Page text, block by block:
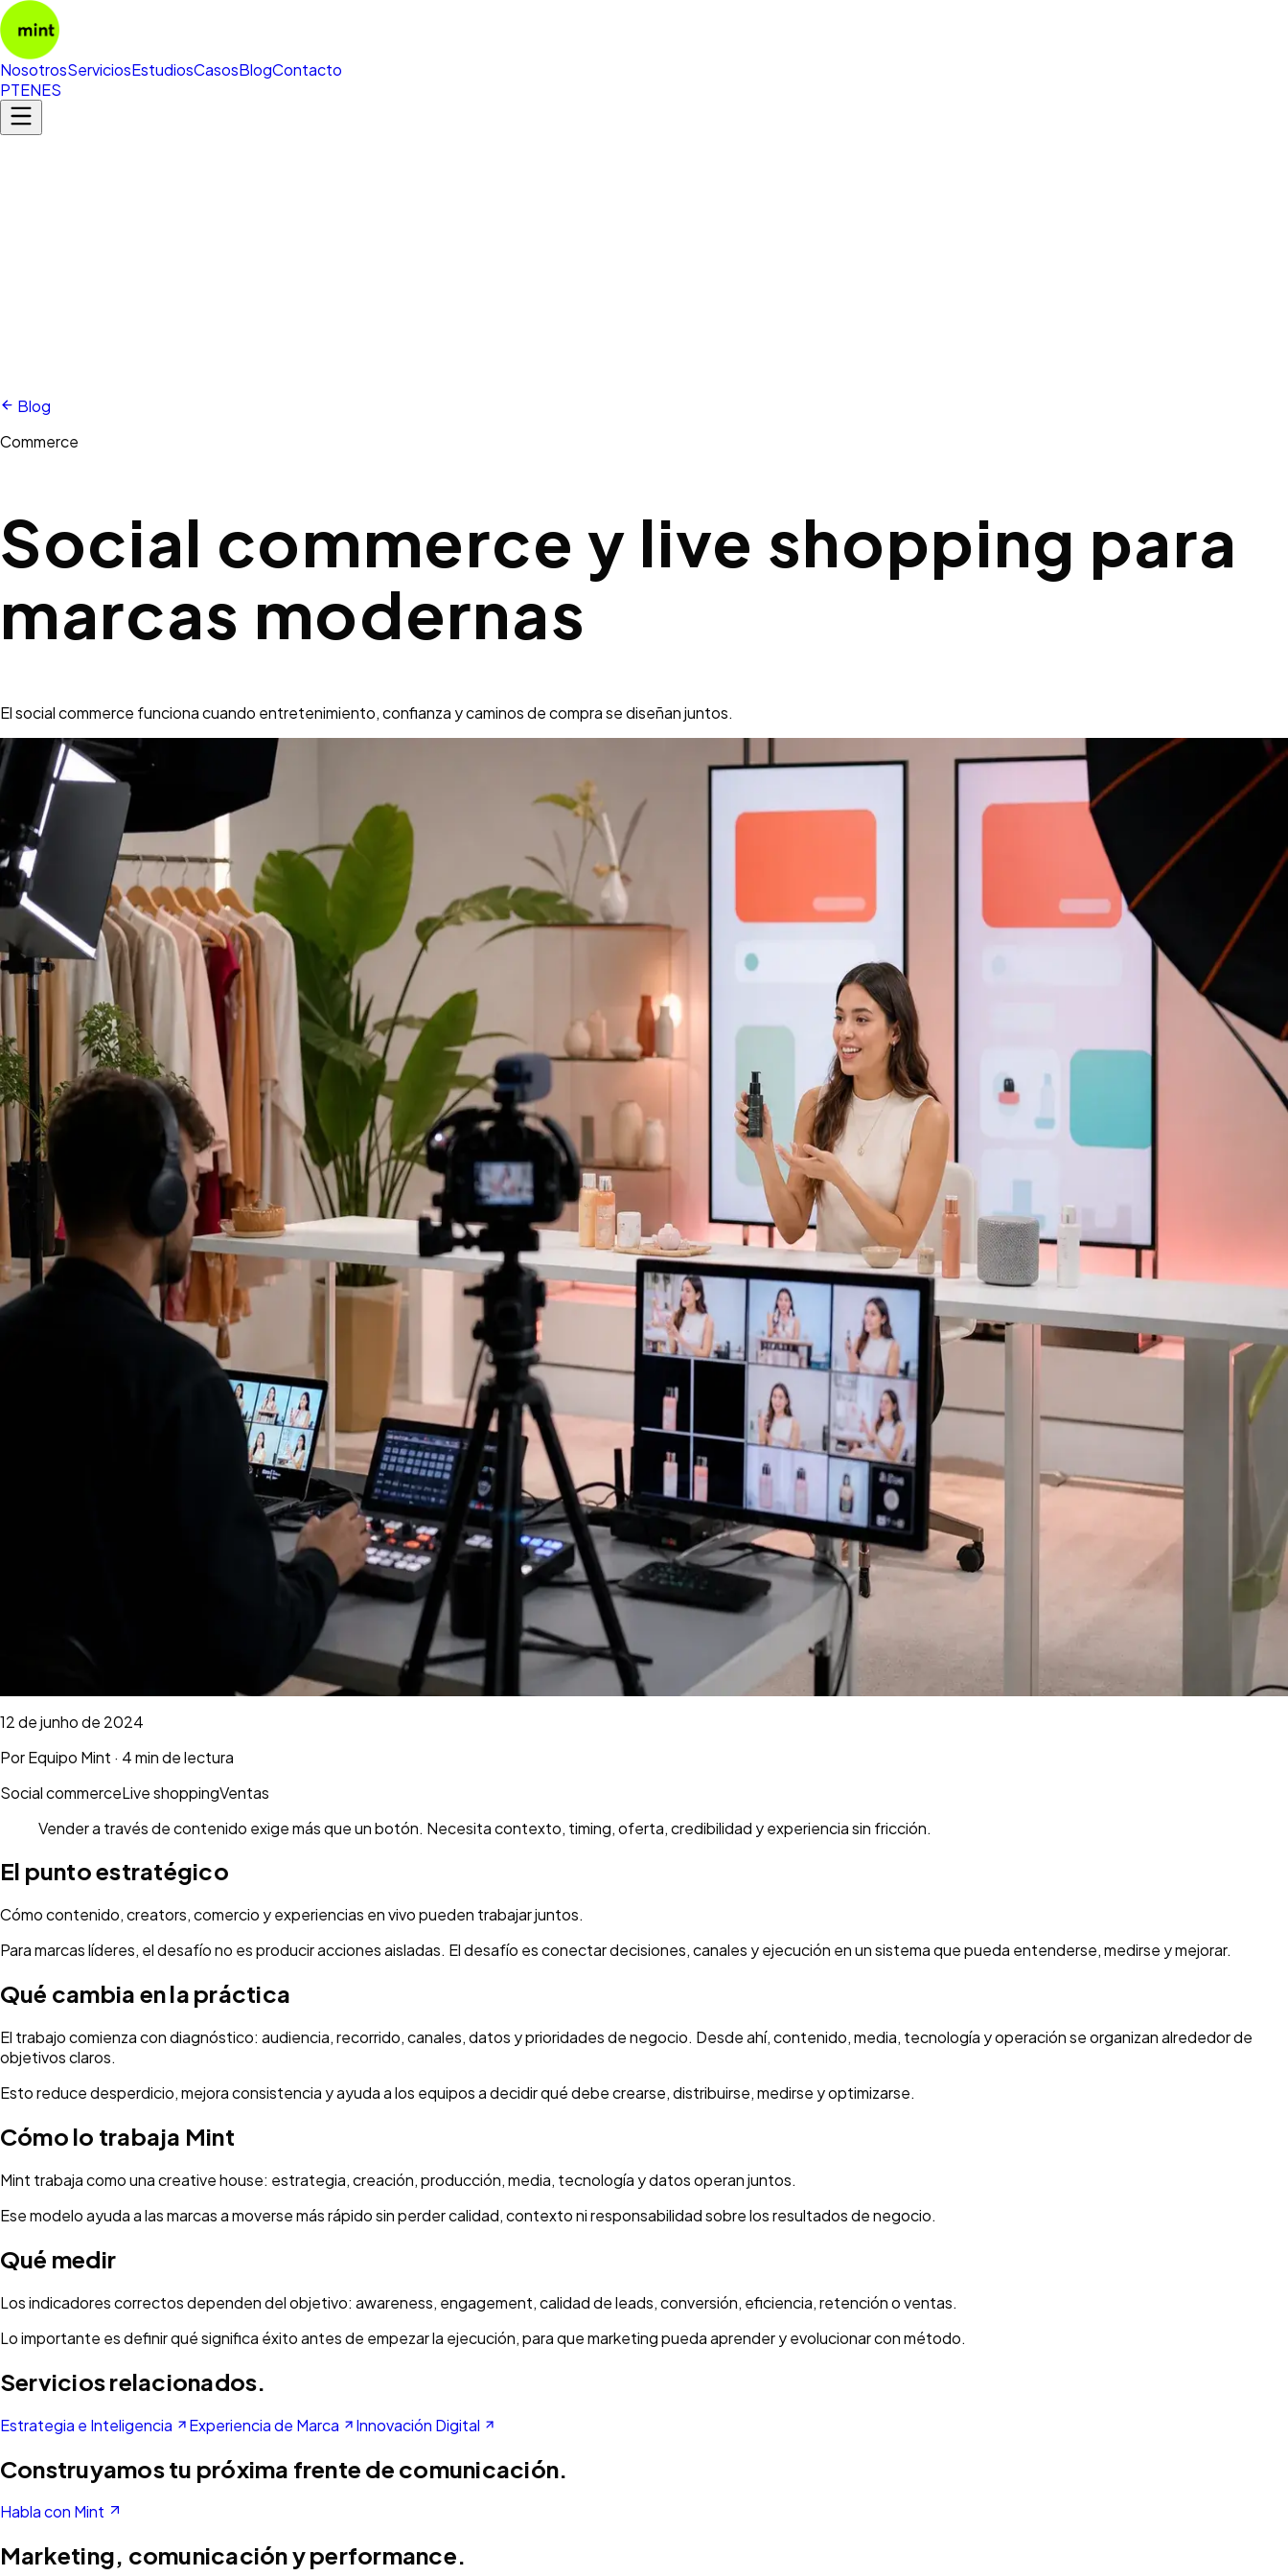
NosotrosServiciosEstudiosCasosBlogContacto
PTENES
Blog
Commerce
Social commerce y live shopping para
marcas modernas
El social commerce funciona cuando entretenimiento, confianza y caminos de compra se diseñan juntos.
12 de junho de 2024
PorEquipo Mint · 4 min de lectura
Social commerceLive shoppingVentas
Vender a través de contenido exige más que un botón. Necesita contexto, timing, oferta, credibilidad y experiencia sin fricción.
El punto estratégico
Cómo contenido, creators, comercio y experiencias en vivo pueden trabajar juntos.
Para marcas líderes, el desafío no es producir acciones aisladas. El desafío es conectar decisiones, canales y ejecución en un sistema que pueda entenderse, medirse y mejorar.
Qué cambia en la práctica
El trabajo comienza con diagnóstico: audiencia, recorrido, canales, datos y prioridades de negocio. Desde ahí, contenido, media, tecnología y operación se organizan alrededor de
objetivos claros.
Esto reduce desperdicio, mejora consistencia y ayuda a los equipos a decidir qué debe crearse, distribuirse, medirse y optimizarse.
Cómo lo trabaja Mint
Mint trabaja como una creative house: estrategia, creación, producción, media, tecnología y datos operan juntos.
Ese modelo ayuda a las marcas a moverse más rápido sin perder calidad, contexto ni responsabilidad sobre los resultados de negocio.
Qué medir
Los indicadores correctos dependen del objetivo: awareness, engagement, calidad de leads, conversión, eficiencia, retención o ventas.
Lo importante es definir qué significa éxito antes de empezar la ejecución, para que marketing pueda aprender y evolucionar con método.
Servicios relacionados.
Estrategia e Inteligencia Experiencia de Marca Innovación Digital
Construyamos tu próxima frente de comunicación.
Habla con Mint
Marketing, comunicación y performance.